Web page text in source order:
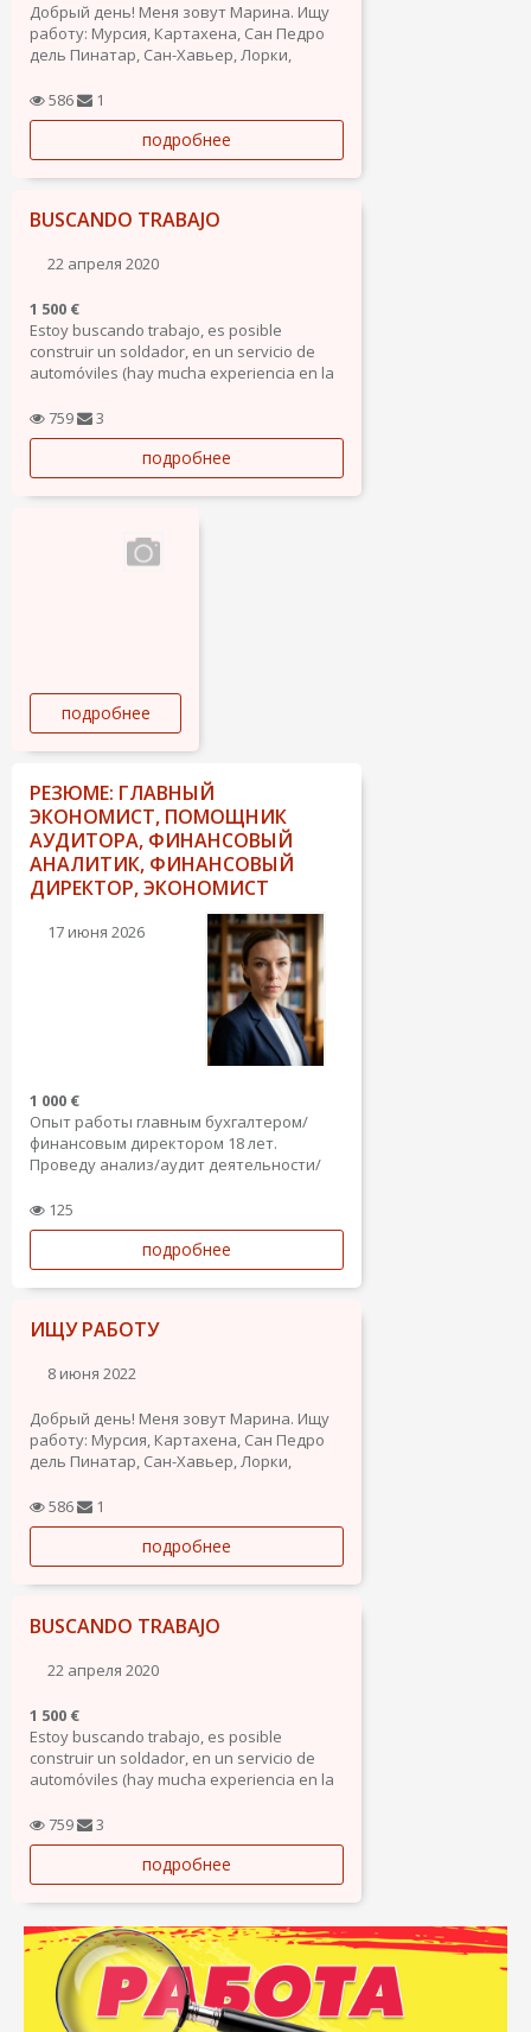
Добрый день! Меня зовут Марина. Ищу
работу: Мурсия, Картахена, Сан Педро
дель Пинатар, Сан-Хавьер, Лорки,
предложениям - уборка, помощь по
дому, горничная, официант, помощник
повара, сборка, упаковка, фасовка,
рассмотрю все предложения....
586 1
подробнее
BUSCANDO TRABAJO
22 апреля 2020
1 500 €
Estoy buscando trabajo, es posible
construir un soldador, en un servicio de
automóviles (hay mucha experiencia en la
También puedo administrar paralelamente
las cuentas comerciales de su empresa en
las redes sociales. Fotos, textos, búsqueda
de sitios publicitarios y bloggers útiles para
usted.
759 3
подробнее
подробнее
РЕЗЮМЕ: ГЛАВНЫЙ
ЭКОНОМИСТ, ПОМОЩНИК
АУДИТОРА, ФИНАНСОВЫЙ
АНАЛИТИК, ФИНАНСОВЫЙ
ДИРЕКТОР, ЭКОНОМИСТ
17 июня 2026
1 000 €
Опыт работы главным бухгалтером/
финансовым директором 18 лет.
Проведу анализ/аудит деятельности/
налоговый учёт, приход и реализация
согласно гтд, оплата на таможню,
оплаты в валюте , ведения
международных контрактов, в том
числе...
125
подробнее
ИЩУ РАБОТУ
8 июня 2022
Добрый день! Меня зовут Марина. Ищу
работу: Мурсия, Картахена, Сан Педро
дель Пинатар, Сан-Хавьер, Лорки,
предложениям - уборка, помощь по
дому, горничная, официант, помощник
повара, сборка, упаковка, фасовка,
рассмотрю все предложения....
586 1
подробнее
BUSCANDO TRABAJO
22 апреля 2020
1 500 €
Estoy buscando trabajo, es posible
construir un soldador, en un servicio de
automóviles (hay mucha experiencia en la
También puedo administrar paralelamente
las cuentas comerciales de su empresa en
las redes sociales. Fotos, textos, búsqueda
de sitios publicitarios y bloggers útiles para
usted.
759 3
подробнее